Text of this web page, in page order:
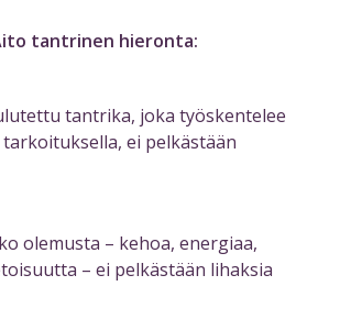
tantrinen hieronta:
tantrika, joka työskentelee
ei pelkästään
olemusta – kehoa, energiaa,
– ei pelkästään lihaksia